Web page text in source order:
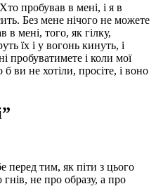
пробував в мені, і я в
Без мене нічого не можете
мені, того, як гілку,
їх і у вогонь кинуть, і
пробуватимете і коли мої
ви не хотіли, просіте, і воно
перед тим, як піти з цього
гнів, не про образу, а про